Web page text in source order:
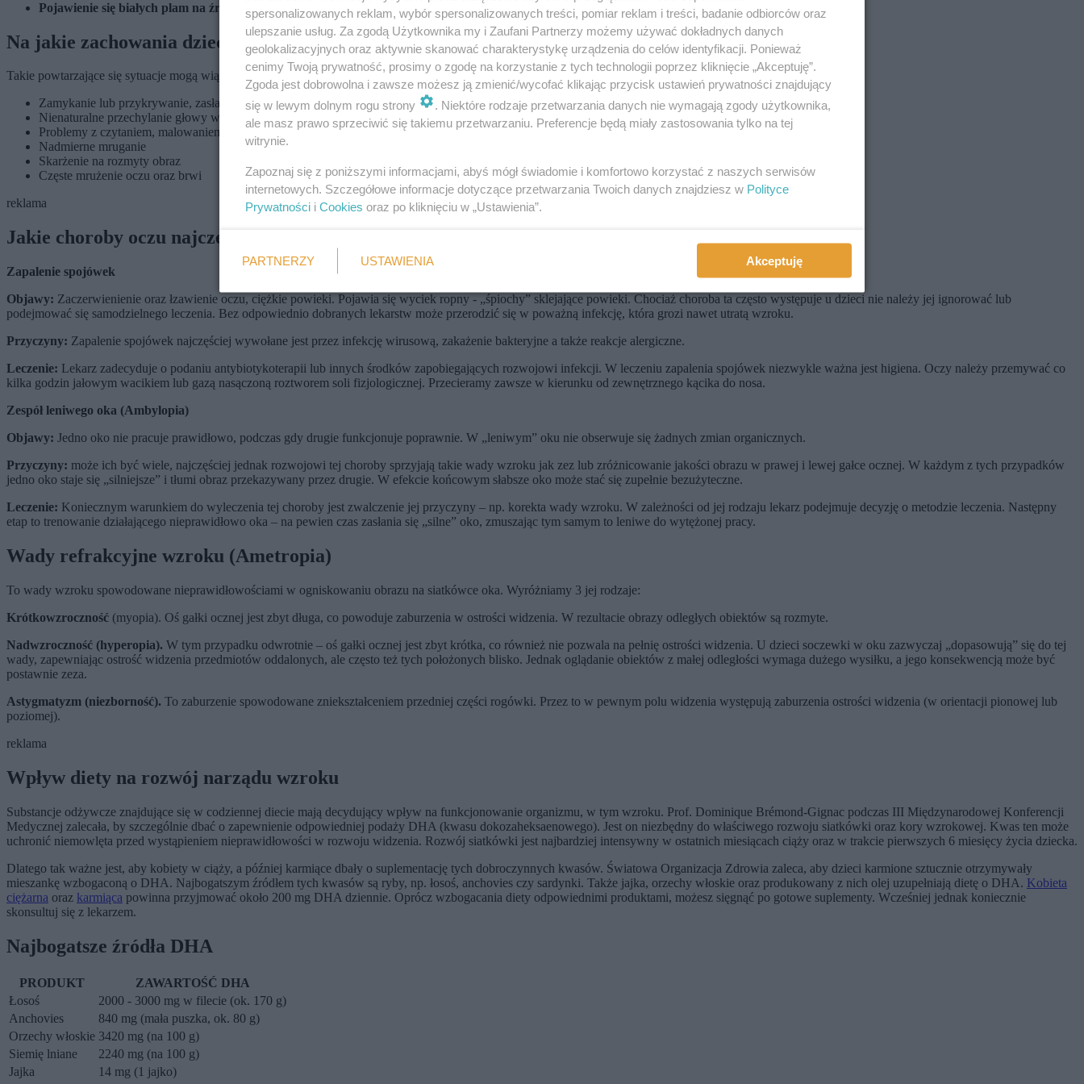
Pojawienie się białych plam na źrenicy
może (ale nie musi!) wiązać się ze zmianami nowotworowymi
Na jakie zachowania dzieci zwrócić uwagę?
Takie powtarzające się sytuacje mogą wiązać się z dolegliwościami narządu wzroku:
Zamykanie lub przykrywanie, zasłanianie jednego oka
Nienaturalne przechylanie głowy w bok lub w przód
Problemy z czytaniem, malowaniem – pracami, które wymagają skupienia wzroku na bliskich przedmiotach
Nadmierne mruganie
Skarżenie na rozmyty obraz
Częste mrużenie oczu oraz brwi
reklama
Jakie choroby oczu najczęściej pojawiają się u dzieci?
Zapalenie spojówek
Objawy: Zaczerwienienie oraz łzawienie oczu, ciężkie powieki. Pojawia się wyciek ropny - „śpiochy” sklejające powieki. Chociaż choroba ta często występuje u dzieci nie należy jej ignorować lub
podejmować się samodzielnego leczenia. Bez odpowiednio dobranych lekarstw może przerodzić się w poważną infekcję, która grozi nawet utratą wzroku.
Przyczyny: Zapalenie spojówek najczęściej wywołane jest przez infekcję wirusową, zakażenie bakteryjne a także reakcje alergiczne.
Leczenie: Lekarz zadecyduje o podaniu antybiotykoterapii lub innych środków zapobiegających rozwojowi infekcji. W leczeniu zapalenia spojówek niezwykle ważna jest higiena. Oczy należy przemywać co
kilka godzin jałowym wacikiem lub gazą nasączoną roztworem soli fizjologicznej. Przecieramy zawsze w kierunku od zewnętrznego kącika do nosa.
Zespół leniwego oka (Ambylopia)
Objawy: Jedno oko nie pracuje prawidłowo, podczas gdy drugie funkcjonuje poprawnie. W „leniwym” oku nie obserwuje się żadnych zmian organicznych.
Przyczyny: może ich być wiele, najczęściej jednak rozwojowi tej choroby sprzyjają takie wady wzroku jak zez lub zróżnicowanie jakości obrazu w prawej i lewej gałce ocznej. W każdym z tych przypadków
jedno oko staje się „silniejsze” i tłumi obraz przekazywany przez drugie. W efekcie końcowym słabsze oko może stać się zupełnie bezużyteczne.
Leczenie: Koniecznym warunkiem do wyleczenia tej choroby jest zwalczenie jej przyczyny – np. korekta wady wzroku. W zależności od jej rodzaju lekarz podejmuje decyzję o metodzie leczenia. Następny
etap to trenowanie działającego nieprawidłowo oka – na pewien czas zasłania się „silne” oko, zmuszając tym samym to leniwe do wytężonej pracy.
Wady refrakcyjne wzroku (Ametropia)
To wady wzroku spowodowane nieprawidłowościami w ogniskowaniu obrazu na siatkówce oka. Wyróżniamy 3 jej rodzaje:
Krótkowzroczność (myopia). Oś gałki ocznej jest zbyt długa, co powoduje zaburzenia w ostrości widzenia. W rezultacie obrazy odległych obiektów są rozmyte.
Nadwzroczność (hyperopia). W tym przypadku odwrotnie – oś gałki ocznej jest zbyt krótka, co również nie pozwala na pełnię ostrości widzenia. U dzieci soczewki w oku zazwyczaj „dopasowują” się do tej
wady, zapewniając ostrość widzenia przedmiotów oddalonych, ale często też tych położonych blisko. Jednak oglądanie obiektów z małej odległości wymaga dużego wysiłku, a jego konsekwencją może być
postawnie zeza.
Astygmatyzm (niezborność). To zaburzenie spowodowane zniekształceniem przedniej części rogówki. Przez to w pewnym polu widzenia występują zaburzenia ostrości widzenia (w orientacji pionowej lub
poziomej).
reklama
Wpływ diety na rozwój narządu wzroku
Substancje odżywcze znajdujące się w codziennej diecie mają decydujący wpływ na funkcjonowanie organizmu, w tym wzroku. Prof. Dominique Brémond-Gignac podczas III Międzynarodowej Konferencji
Medycznej zalecała, by szczególnie dbać o zapewnienie odpowiedniej podaży DHA (kwasu dokozaheksaenowego). Jest on niezbędny do właściwego rozwoju siatkówki oraz kory wzrokowej. Kwas ten może
uchronić niemowlęta przed wystąpieniem nieprawidłowości w rozwoju widzenia. Rozwój siatkówki jest najbardziej intensywny w ostatnich miesiącach ciąży oraz w trakcie pierwszych 6 miesięcy życia dziecka.
Dlatego tak ważne jest, aby kobiety w ciąży, a później karmiące dbały o suplementację tych dobroczynnych kwasów. Światowa Organizacja Zdrowia zaleca, aby dzieci karmione sztucznie otrzymywały
mieszankę wzbogaconą o DHA. Najbogatszym źródłem tych kwasów są ryby, np. łosoś, anchovies czy sardynki. Także jajka, orzechy włoskie oraz produkowany z nich olej uzupełniają dietę o DHA. Kobieta
ciężarna oraz karmiąca powinna przyjmować około 200 mg DHA dziennie. Oprócz wzbogacania diety odpowiednimi produktami, możesz sięgnąć po gotowe suplementy. Wcześniej jednak koniecznie
skonsultuj się z lekarzem.
Najbogatsze źródła DHA
PRODUKT
ZAWARTOŚĆ DHA
Łosoś
2000 - 3000 mg w filecie (ok. 170 g)
Anchovies
840 mg (mała puszka, ok. 80 g)
Orzechy włoskie 3420 mg (na 100 g)
Siemię lniane
2240 mg (na 100 g)
Jajka
14 mg (1 jajko)
spersonalizowanych reklam, wybór spersonalizowanych treści, pomiar reklam i treści, badanie odbiorców oraz
ulepszanie usług. Za zgodą Użytkownika my i Zaufani Partnerzy możemy używać dokładnych danych
geolokalizacyjnych oraz aktywnie skanować charakterystykę urządzenia do celów identyfikacji. Ponieważ
cenimy Twoją prywatność, prosimy o zgodę na korzystanie z tych technologii poprzez kliknięcie „Akceptuję”.
Zgoda jest dobrowolna i zawsze możesz ją zmienić/wycofać klikając przycisk ustawień prywatności znajdujący
się w lewym dolnym rogu strony
. Niektóre rodzaje przetwarzania danych nie wymagają zgody użytkownika,
ale masz prawo sprzeciwić się takiemu przetwarzaniu. Preferencje będą miały zastosowania tylko na tej
witrynie.
Zapoznaj się z poniższymi informacjami, abyś mógł świadomie i komfortowo korzystać z naszych serwisów
internetowych. Szczegółowe informacje dotyczące przetwarzania Twoich danych znajdziesz w Polityce
Prywatności i Cookies oraz po kliknięciu w „Ustawienia”.
PARTNERZY USTAWIENIA Akceptuję